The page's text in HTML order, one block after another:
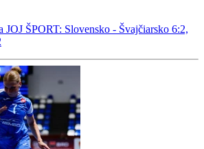
ŠPORT: Slovensko - Švajčiarsko 6:2,